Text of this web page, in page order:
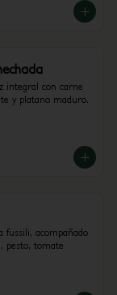
integral con carne
y platano maduro.
fussili, acompañado
pesto, tomate